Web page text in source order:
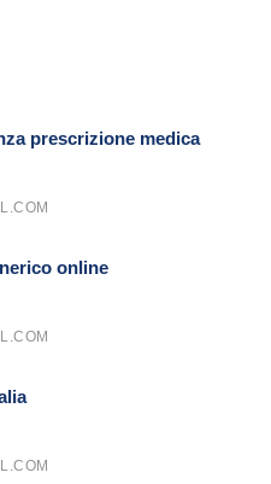
prescrizione medica
online